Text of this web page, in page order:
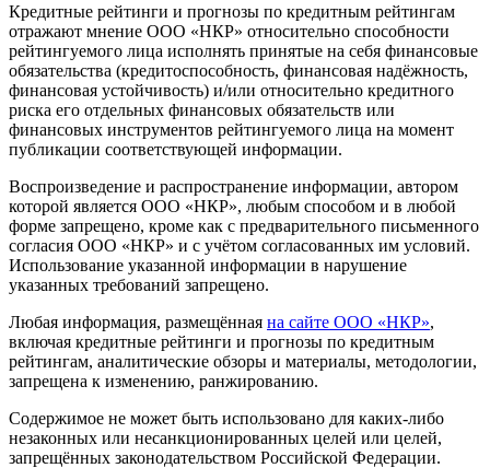
Кредитные рейтинги и прогнозы по кредитным рейтингам
отражают мнение ООО «НКР» относительно способности
рейтингуемого лица исполнять принятые на себя финансовые
обязательства (кредитоспособность, финансовая надёжность,
финансовая устойчивость) и/или относительно кредитного
риска его отдельных финансовых обязательств или
финансовых инструментов рейтингуемого лица на момент
публикации соответствующей информации.
Воспроизведение и распространение информации, автором
которой является ООО «НКР», любым способом и в любой
форме запрещено, кроме как с предварительного письменного
согласия ООО «НКР» и с учётом согласованных им условий.
Использование указанной информации в нарушение
указанных требований запрещено.
Любая информация, размещённая на сайте ООО «НКР»,
включая кредитные рейтинги и прогнозы по кредитным
рейтингам, аналитические обзоры и материалы, методологии,
запрещена к изменению, ранжированию.
Содержимое не может быть использовано для каких-либо
незаконных или несанкционированных целей или целей,
запрещённых законодательством Российской Федерации.